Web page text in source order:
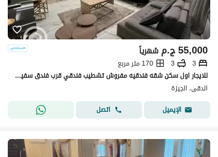
ج.م55,000 شهرياً
3
3
170 متر مربع
للايجار اول سكن شقه فندقيه مفروش تشطيب فندقي قرب فندق سفير ميدان المساحه للسكن الراقي بالدقي
الدقى، الجيزة
الإيميل
اتصل